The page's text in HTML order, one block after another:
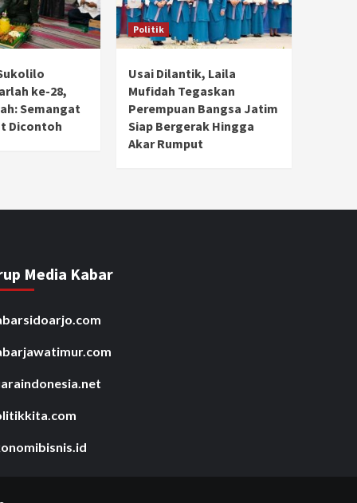
ke-28,
Semangat
Dicontoh
Politik
Usai Dilantik, Laila
Mufidah Tegaskan
Perempuan Bangsa Jatim
Siap Bergerak Hingga
Akar Rumput
Media Kabar